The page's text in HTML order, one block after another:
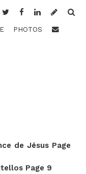
PHOTOS
de Jésus Page
Page 9